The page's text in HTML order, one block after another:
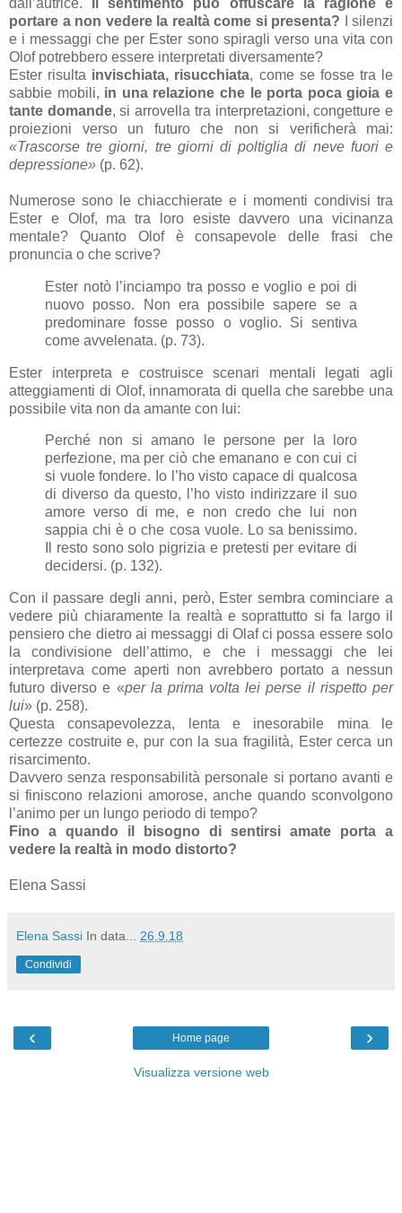
portare a non vedere la realtà come si presenta? I silenzi
e i messaggi che per Ester sono spiragli verso una vita con
Olof potrebbero essere interpretati diversamente?
Ester risulta invischiata, risucchiata, come se fosse tra le
sabbie mobili, in una relazione che le porta poca gioia e
tante domande, si arrovella tra interpretazioni, congetture e
proiezioni verso un futuro che non si verificherà mai:
«Trascorse tre giorni, tre giorni di poltiglia di neve fuori e
depressione» (p. 62).
Numerose sono le chiacchierate e i momenti condivisi tra
Ester e Olof, ma tra loro esiste davvero una vicinanza
mentale? Quanto Olof è consapevole delle frasi che
pronuncia o che scrive?
Ester notò l’inciampo tra posso e voglio e poi di
nuovo posso. Non era possibile sapere se a
predominare fosse posso o voglio. Si sentiva
come avvelenata. (p. 73).
Ester interpreta e costruisce scenari mentali legati agli
atteggiamenti di Olof, innamorata di quella che sarebbe una
possibile vita non da amante con lui:
Perché non si amano le persone per la loro
perfezione, ma per ciò che emanano e con cui ci
si vuole fondere. Io l’ho visto capace di qualcosa
di diverso da questo, l’ho visto indirizzare il suo
amore verso di me, e non credo che lui non
sappia chi è o che cosa vuole. Lo sa benissimo.
Il resto sono solo pigrizia e pretesti per evitare di
decidersi. (p. 132).
Con il passare degli anni, però, Ester sembra cominciare a
vedere più chiaramente la realtà e soprattutto si fa largo il
pensiero che dietro ai messaggi di Olaf ci possa essere solo
la condivisione dell’attimo, e che i messaggi che lei
interpretava come aperti non avrebbero portato a nessun
futuro diverso e «per la prima volta lei perse il rispetto per
lui» (p. 258).
Questa consapevolezza, lenta e inesorabile mina le
certezze costruite e, pur con la sua fragilità, Ester cerca un
risarcimento.
Davvero senza responsabilità personale si portano avanti e
si finiscono relazioni amorose, anche quando sconvolgono
l’animo per un lungo periodo di tempo?
Fino a quando il bisogno di sentirsi amate porta a
vedere la realtà in modo distorto?
Elena Sassi
Elena Sassi In data... 26.9.18
Condividi
‹ ›
Home page
Visualizza versione web